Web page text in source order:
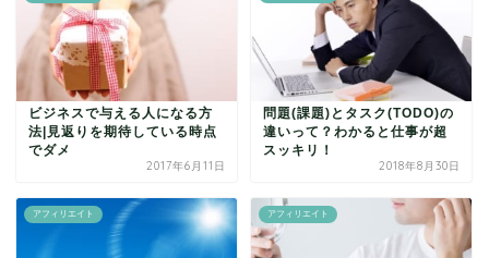
ビジネスで与える人になる方
法|見返りを期待している時点
でダメ
2017年6月11日
問題(課題)とタスク(TODO)の
違いって？わかると仕事が超
スッキリ！
2018年8月30日
アフィリエイト アフィリエイト